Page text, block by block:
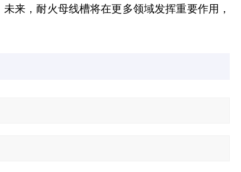
来，耐火母线槽将在更多领域发挥重要作用，